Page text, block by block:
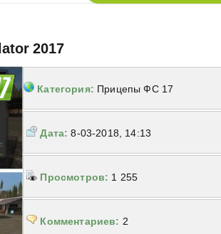
2017
Категория: Прицепы ФС 17
Дата: 8-03-2018, 14:13
Просмотров: 1 255
Комментариев: 2